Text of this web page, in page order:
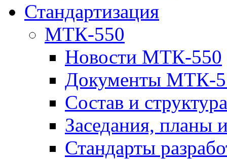
Стандартизация
МТК-550
Новости МТК-550
Документы МТК-
Состав и структура
Заседания, планы
Стандарты